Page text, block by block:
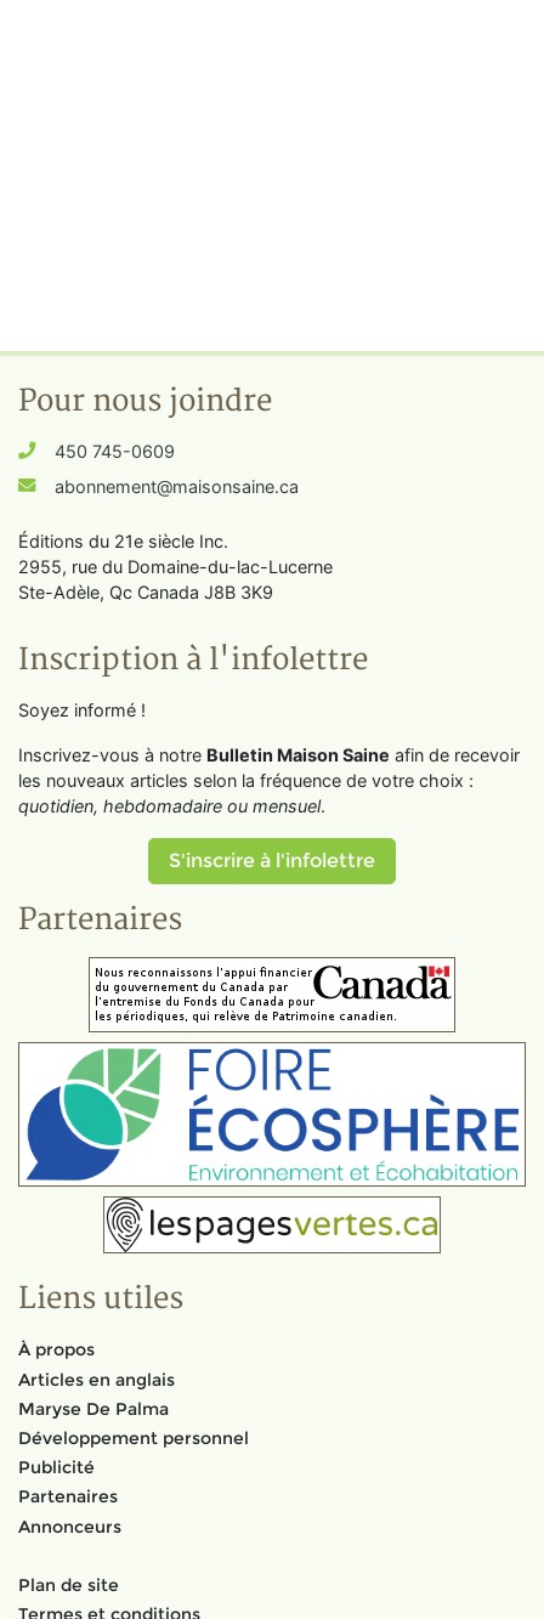
Pour nous joindre
450 745-0609
abonnement@maisonsaine.ca
Éditions du 21e siècle Inc.
2955, rue du Domaine-du-lac-Lucerne
Ste-Adèle, Qc Canada J8B 3K9
Inscription à l'infolettre
Soyez informé !
Inscrivez-vous à notre Bulletin Maison Saine afin de recevoir
les nouveaux articles selon la fréquence de votre choix :
quotidien, hebdomadaire ou mensuel.
S'inscrire à l'infolettre
Partenaires
Liens utiles
À propos
Articles en anglais
Maryse De Palma
Développement personnel
Publicité
Partenaires
Annonceurs
Plan de site
Termes et conditions